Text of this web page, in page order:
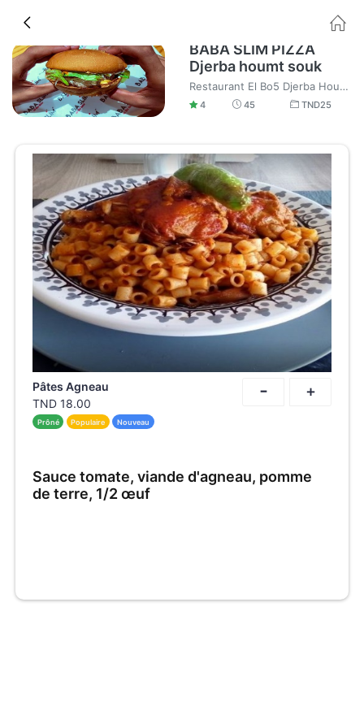
BABA SLIM PIZZA
Djerba houmt souk
Restaurant El Bo5 Djerba Houmt Souk Fast food Pizza et Burger Livraison à domicile soignée.
4 45 TND25
- +
Pâtes Agneau
TND 18.00
Prôné Populaire Nouveau
Sauce tomate, viande d'agneau, pomme
de terre, 1/2 œuf